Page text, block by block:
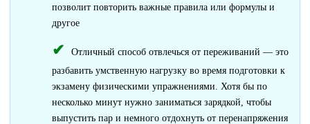
позволит повторить важные правила или формулы и
другое
Отличный способ отвлечься от переживаний — это
разбавить умственную нагрузку во время подготовки к
экзамену физическими упражнениями. Хотя бы по
несколько минут нужно заниматься зарядкой, чтобы
выпустить пар и немного отдохнуть от перенапряжения